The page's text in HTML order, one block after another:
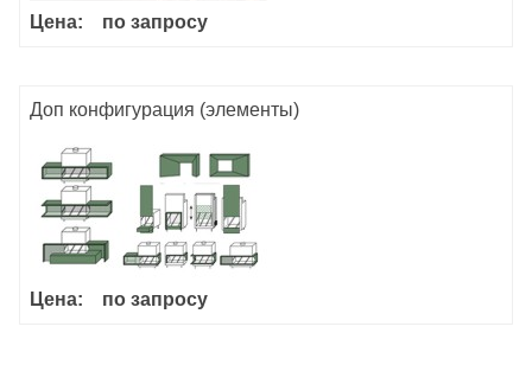
Цена: по запросу
Доп конфигурация (элементы)
Цена: по запросу